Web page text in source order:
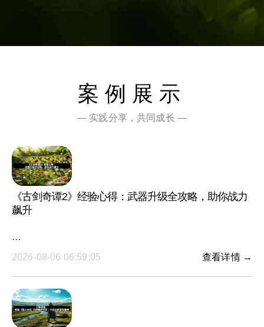
案例展示
— 实践分享，共同成长 —
《古剑奇谭2》经验心得：武器升级全攻略，助你战力
飙升
···
2026-08-06 06:59:05
查看详情 →